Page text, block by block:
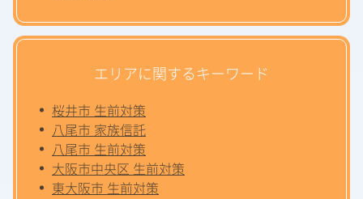
エリアに関するキーワード
桜井市 生前対策
八尾市 家族信託
八尾市 生前対策
大阪市中央区 生前対策
東大阪市 生前対策